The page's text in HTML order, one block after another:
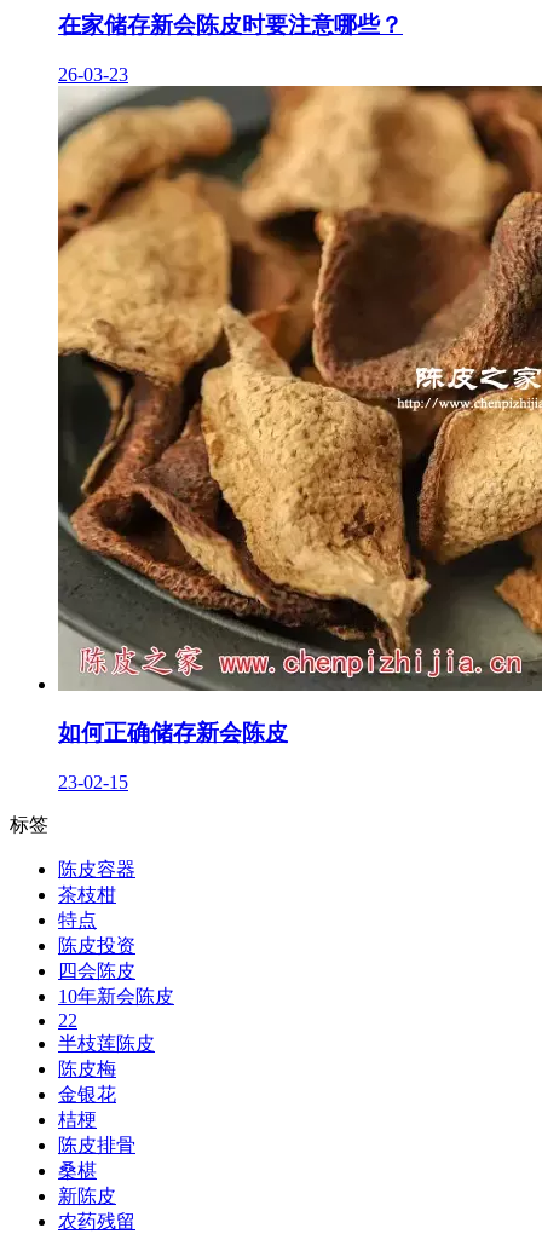
在家储存新会陈皮时要注意哪些？
26-03-23
如何正确储存新会陈皮
23-02-15
标签
陈皮容器
茶枝柑
特点
陈皮投资
四会陈皮
10年新会陈皮
22
半枝莲陈皮
陈皮梅
金银花
桔梗
陈皮排骨
桑椹
新陈皮
农药残留